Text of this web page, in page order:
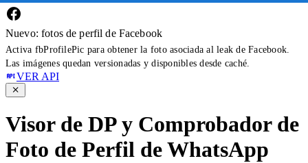
Nuevo: fotos de perfil de Facebook
Activa fbProfilePic para obtener la foto asociada al leak de Facebook.
Las imágenes quedan versionadas y disponibles desde caché.
VER API
Visor de DP y Comprobador de
Foto de Perfil de WhatsApp